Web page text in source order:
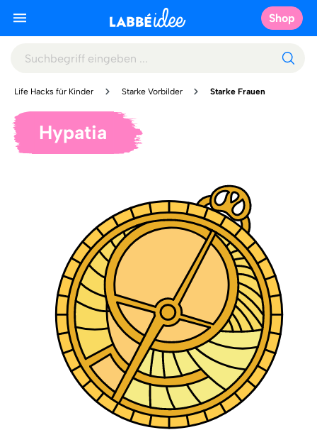
Shop
Life Hacks für Kinder Starke Vorbilder Starke Frauen
Hypatia